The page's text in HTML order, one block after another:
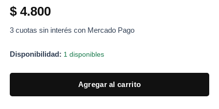
$ 4.800
3 cuotas sin interés con Mercado Pago
Disponibilidad: 1 disponibles
Piccolo
Uomo
Amigos
-
cantidad
Agregar al carrito